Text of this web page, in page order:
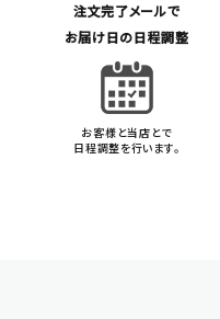
注文完了メールで
お届け日の日程調整
お客様と当店とで
日程調整を行います。